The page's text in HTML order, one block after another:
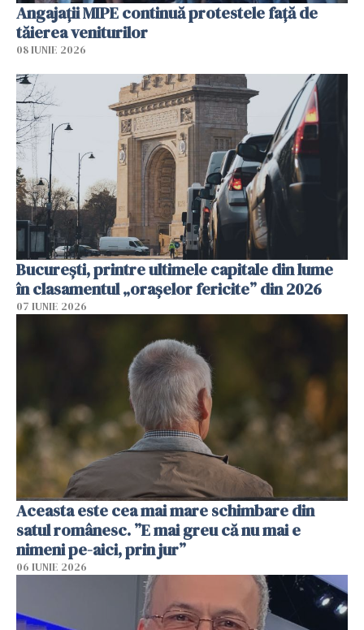
Angajaţii MIPE continuă protestele faţă de
tăierea veniturilor
08 IUNIE 2026
București, printre ultimele capitale din lume
în clasamentul „orașelor fericite” din 2026
07 IUNIE 2026
Aceasta este cea mai mare schimbare din
satul românesc. ”E mai greu că nu mai e
nimeni pe-aici, prin jur”
06 IUNIE 2026